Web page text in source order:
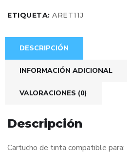
ETIQUETA: ARET11J
DESCRIPCIÓN
INFORMACIÓN ADICIONAL
VALORACIONES (0)
Descripción
Cartucho de tinta compatible para: